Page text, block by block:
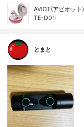
AVIOT(アビオット)
TE-D01i
とまと